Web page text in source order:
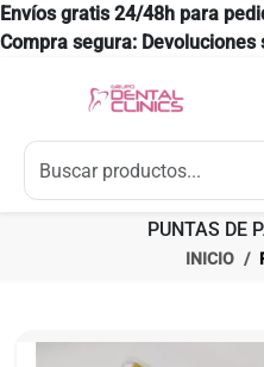
Envíos gratis 24/48h para
Compra segura:
PUNTAS DE
INICIO